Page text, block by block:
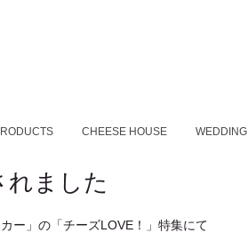
CHEESE HOUSE WEDDING
れました
ー」の「チーズLOVE！」特集にて